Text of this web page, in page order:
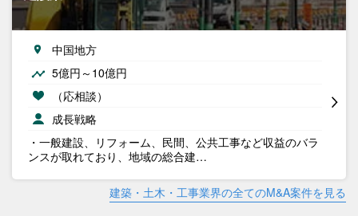
中国地方
5億円～10億円
（応相談）
成長戦略
・一般建設、リフォーム、民間、公共工事など収益のバラ
ンスが取れており、地域の総合建…
建築・土木・工事業界の全てのM&A案件を見る